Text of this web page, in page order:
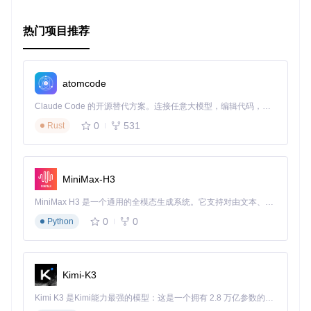
热门项目推荐
atomcode
Claude Code 的开源替代方案。连接任意大模型，编辑代码，运行命令，自动验证 — 全自动执行。用 Rust 构建，极致性能。 ｜ An open-source alternative to Claude Code. Connect any LLM, edit code, run commands, and verify changes — autonomously. Built in Rust for speed. Get Started
Rust
0 531
MiniMax-H3
MiniMax H3 是一个通用的全模态生成系统。它支持对由文本、图像、视频和音频组成的多模态上下文进行统一理解，并能生成分辨率高达 2K、时长可达 15 秒的带原生立体声音频的视频。得益于面向任务泛化的系统设计，H3 在预训练阶段就已具备广泛的多模态上下文理解与生成能力，能够出色地执行复杂的多模态指令。
Python
0 0
Kimi-K3
Kimi K3 是Kimi能力最强的模型：这是一个拥有 2.8 万亿参数的混合专家（MoE）模型，具备原生视觉理解能力，并支持 100 万 token 的上下文窗口。